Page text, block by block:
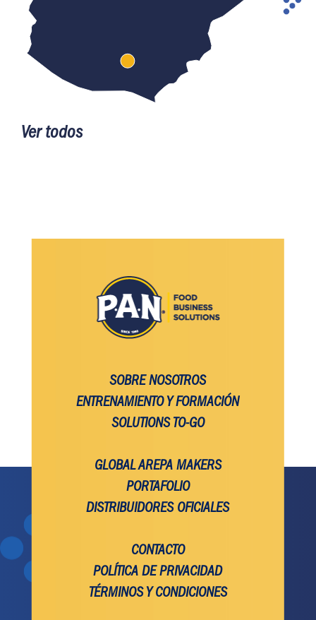
Ver todos
SOBRE NOSOTROS
ENTRENAMIENTO Y FORMACIÓN
SOLUTIONS TO-GO
GLOBAL AREPA MAKERS
PORTAFOLIO
DISTRIBUIDORES OFICIALES
CONTACTO
POLÍTICA DE PRIVACIDAD
TÉRMINOS Y CONDICIONES